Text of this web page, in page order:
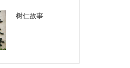
树仁故事